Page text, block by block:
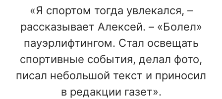
«Я спортом тогда увлекался, –
рассказывает Алексей. – «Болел»
пауэрлифтингом. Стал освещать
спортивные события, делал фото,
писал небольшой текст и приносил
в редакции газет».